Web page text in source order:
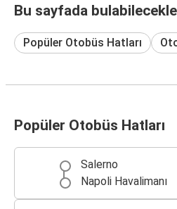
Bu sayfada
Popüler Otobüs Hatları
Popüler Otobüs Hatları
Salerno
Napoli Havalimanı